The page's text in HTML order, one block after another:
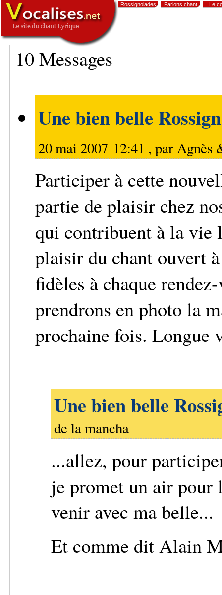
, SIGNATURE
Rossignolades Parlons chant Le
-->
10 Messages
Une bien belle
20 mai 2007 12:41 , parAgnès
Participer à cette
partie de plaisir chez
qui contribuent à la vie
plaisir du chant ouvert
fidèles à chaque
prendrons en photo la
prochaine fois. Longue
Une bien belle
de la mancha
...allez, pour
je promet un air pour
venir avec ma belle...
Et comme dit Alain